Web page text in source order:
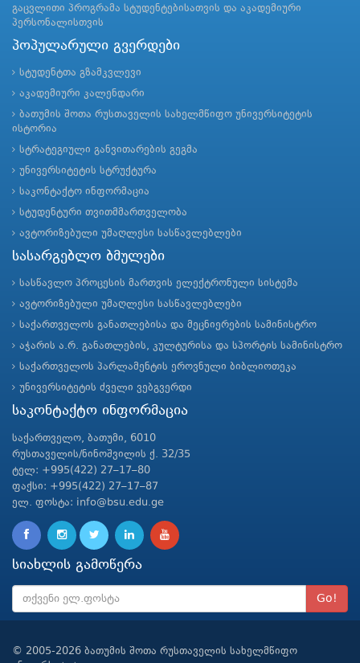
გაცვლითი პროგრამა სტუდენტებისათვის და აკადემიური
პერსონალისთვის
პოპულარული გვერდები
სტუდენტთა გზამკვლევი
აკადემიური კალენდარი
ბათუმის შოთა რუსთაველის სახელმწიფო უნივერსიტეტის
ისტორია
სტრატეგიული განვითარების გეგმა
უნივერსიტეტის სტრუქტურა
საკონტაქტო ინფორმაცია
სტუდენტური თვითმმართველობა
ავტორიზებული უმაღლესი სასწავლებლები
სასარგებლო ბმულები
სასწავლო პროცესის მართვის ელექტრონული სისტემა
ავტორიზებული უმაღლესი სასწავლებლები
საქართველოს განათლებისა და მეცნიერების სამინისტრო
აჭარის ა.რ. განათლების, კულტურისა და სპორტის სამინისტრო
საქართველოს პარლამენტის ეროვნული ბიბლიოთეკა
უნივერსიტეტის ძველი ვებგვერდი
საკონტაქტო ინფორმაცია
საქართველო, ბათუმი, 6010
რუსთაველის/ნინოშვილის ქ. 32/35
ტელ: +995(422) 27–17–80
ფაქსი: +995(422) 27–17–87
ელ. ფოსტა: info@bsu.edu.ge
სიახლის გამოწერა
Go!
© 2005-2026 ბათუმის შოთა რუსთაველის სახელმწიფო